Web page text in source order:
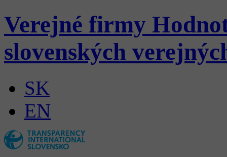
Verejné firmy
slovenských
SK
EN